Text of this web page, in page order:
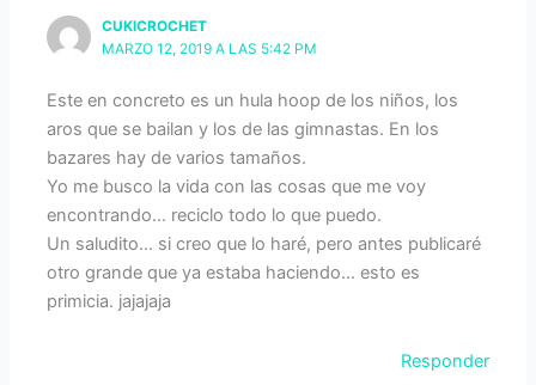
CUKICROCHET
MARZO 12, 2019 A LAS 5:42 PM
Este en concreto es un hula hoop de los niños, los
aros que se bailan y los de las gimnastas. En los
bazares hay de varios tamaños.
Yo me busco la vida con las cosas que me voy
encontrando… reciclo todo lo que puedo.
Un saludito… si creo que lo haré, pero antes publicaré
otro grande que ya estaba haciendo… esto es
primicia. jajajaja
Responder